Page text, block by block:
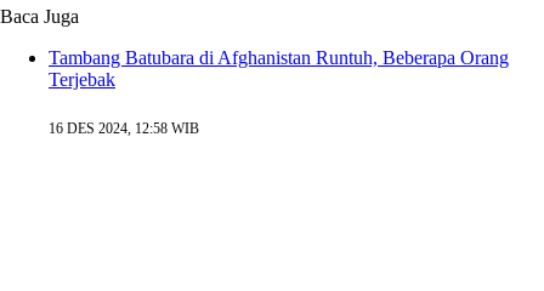
Baca Juga
Tambang Batubara di Afghanistan Runtuh, Beberapa Orang
Terjebak
16 DES 2024, 12:58 WIB